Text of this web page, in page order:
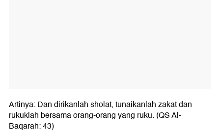
Artinya: Dan dirikanlah sholat, tunaikanlah zakat dan
rukuklah bersama orang-orang yang ruku. (QS Al-
Baqarah: 43)